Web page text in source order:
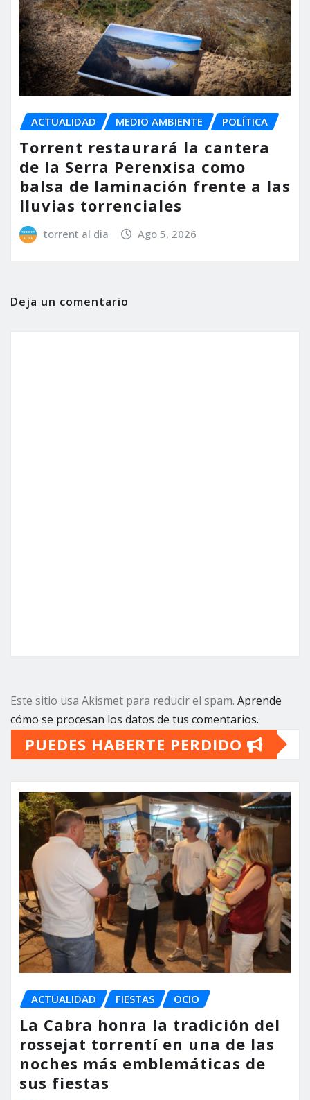
ACTUALIDAD MEDIO AMBIENTE POLÍTICA
Torrent restaurará la cantera
de la Serra Perenxisa como
balsa de laminación frente a las
lluvias torrenciales
torrent al dia Ago 5, 2026
Deja un comentario
Este sitio usa Akismet para reducir el spam. Aprende
cómo se procesan los datos de tus comentarios.
PUEDES HABERTE PERDIDO
ACTUALIDAD FIESTAS OCIO
La Cabra honra la tradición del
rossejat torrentí en una de las
noches más emblemáticas de
sus fiestas